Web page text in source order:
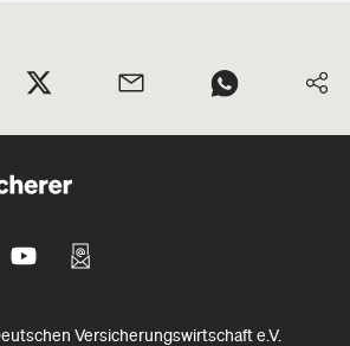
Versicherungswirtschaft e.V.